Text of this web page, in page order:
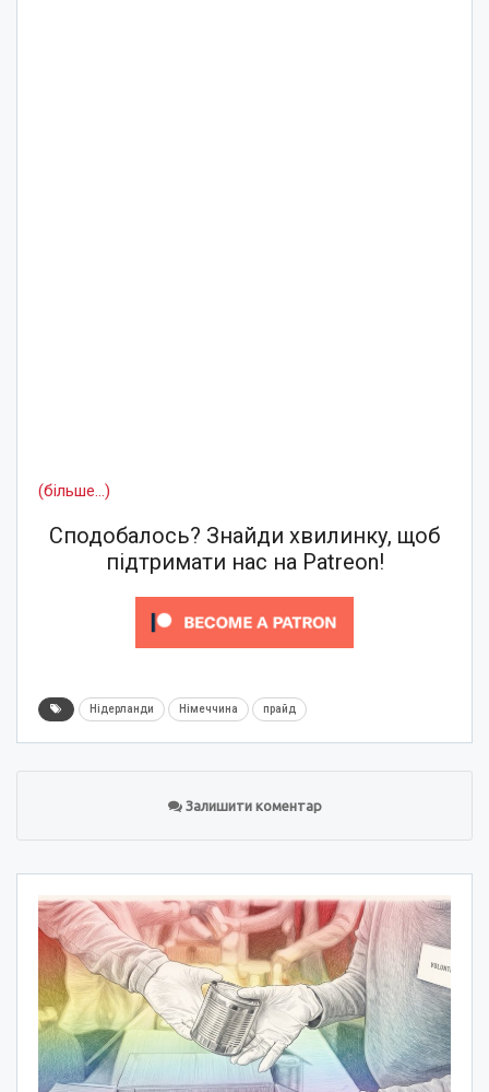
(більше…)
Сподобалось? Знайди хвилинку, щоб
підтримати нас на Patreon!
Нідерланди Німеччина прайд
Залишити коментар